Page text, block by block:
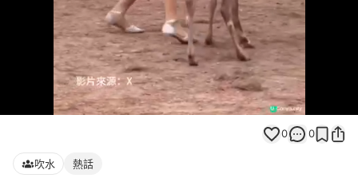
Loaded
100.00%
0 0
吹水 熱話